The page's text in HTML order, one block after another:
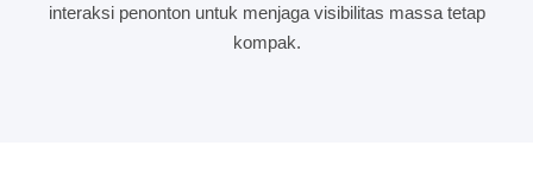
interaksi penonton untuk menjaga visibilitas massa tetap
kompak.